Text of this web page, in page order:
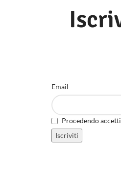
Email
Procedendo